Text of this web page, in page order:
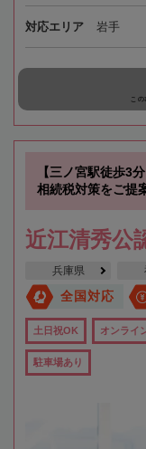
対応エリア 岩手
こ
【三ノ宮駅徒歩3
相続税対策をご提
近江清秀公
兵庫県
全国対応
土日祝OK オンライ
駐車場あり